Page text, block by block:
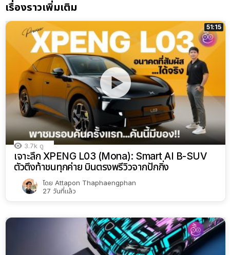
เรื่องราวเพิ่มเติม
51:15
3.7k ดู
เจาะลึก XPENG L03 (Mona): Smart AI B-SUV
ตัวตึงท้าชนทุกค่าย บินตรงพรีวิวจากปักกิ่ง
โดย Attapon Thaphaengphan
27 วันที่แล้ว